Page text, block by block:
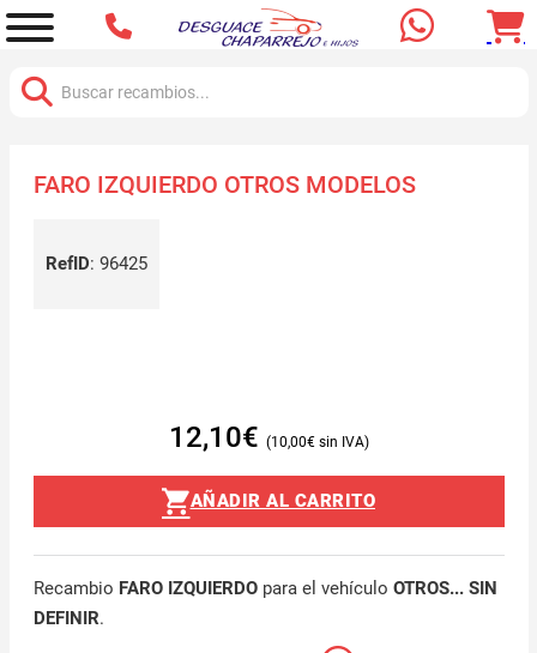
FARO IZQUIERDO OTROS MODELOS
RefID: 96425
12,10€ 10,00€
AÑADIR AL CARRITO
Recambio FARO IZQUIERDOpara el vehículo OTROS... SIN
DEFINIR.